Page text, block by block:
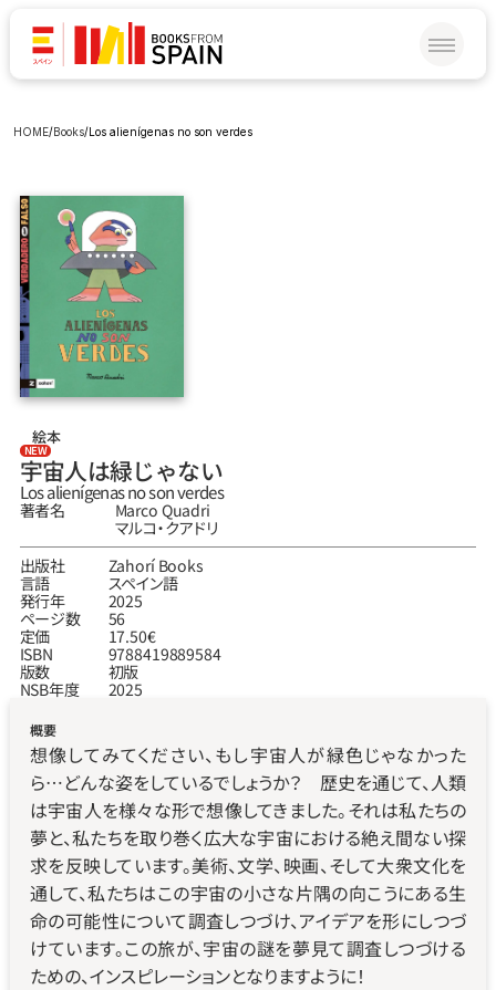
HOME/Books/Los alienígenas no son verdes
絵本
NEW
宇宙人は緑じゃない
Los alienígenas no son verdes
著者名
Marco Quadri
マルコ・クアドリ
出版社
Zahorí Books
言語
スペイン語
発行年
2025
ページ数
56
定価
17.50€
ISBN
9788419889584
版数
初版
NSB年度
2025
概要
想像してみてください、もし宇宙人が緑色じゃなかった
ら…どんな姿をしているでしょうか？　歴史を通じて、人類
は宇宙人を様々な形で想像してきました。それは私たちの
夢と、私たちを取り巻く広大な宇宙における絶え間ない探
求を反映しています。美術、文学、映画、そして大衆文化を
通して、私たちはこの宇宙の小さな片隅の向こうにある生
命の可能性について調査しつづけ、アイデアを形にしつづ
けています。この旅が、宇宙の謎を夢見て調査しつづける
ための、インスピレーションとなりますように！